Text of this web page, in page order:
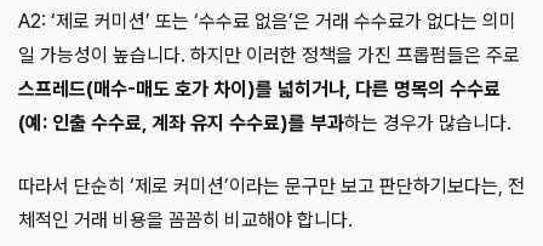
A2: ‘제로 커미션’ 또는 ‘수수료 없음’은 거래 수수료가 없다는 의미
일 가능성이 높습니다. 하지만 이러한 정책을 가진 프롭펌들은 주로
스프레드(매수-매도 호가 차이)를 넓히거나, 다른 명목의 수수료
(예: 인출 수수료, 계좌 유지 수수료)를 부과하는 경우가 많습니다.
따라서 단순히 ‘제로 커미션’이라는 문구만 보고 판단하기보다는, 전
체적인 거래 비용을 꼼꼼히 비교해야 합니다.